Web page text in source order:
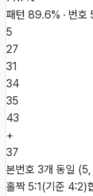
패턴 89.6% · 번호
5
27
31
34
35
43
+
37
본번호 3개 동일
홀짝 5:1(기준 4:2)